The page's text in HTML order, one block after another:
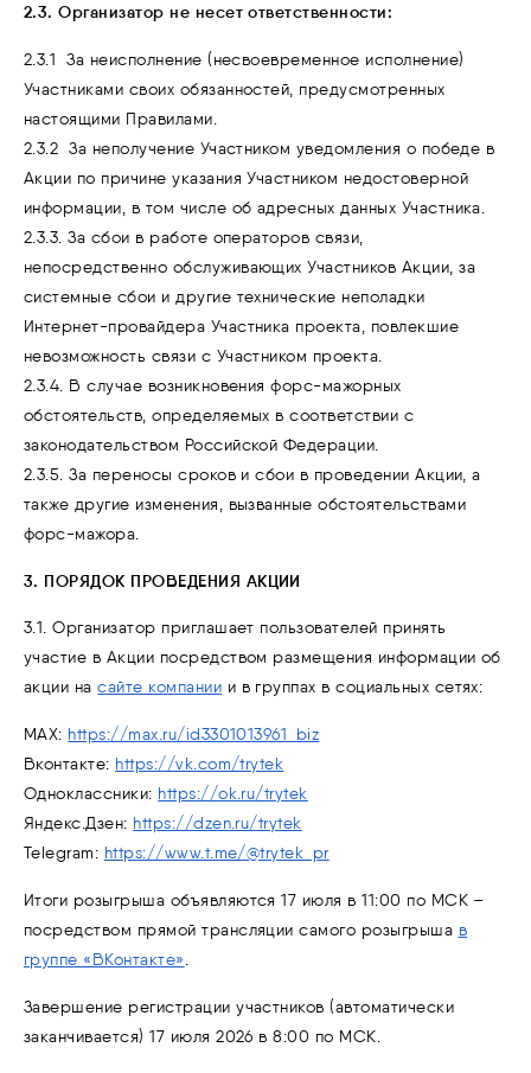
2.3. Организатор не несет ответственности:
2.3.1 За неисполнение (несвоевременное исполнение)
Участниками своих обязанностей, предусмотренных
настоящими Правилами.
2.3.2 За неполучение Участником уведомления о победе в
Акции по причине указания Участником недостоверной
информации, в том числе об адресных данных Участника.
2.3.3. За сбои в работе операторов связи,
непосредственно обслуживающих Участников Акции, за
системные сбои и другие технические неполадки
Интернет-провайдера Участника проекта, повлекшие
невозможность связи с Участником проекта.
2.3.4. В случае возникновения форс-мажорных
обстоятельств, определяемых в соответствии с
законодательством Российской Федерации.
2.3.5. За переносы сроков и сбои в проведении Акции, а
также другие изменения, вызванные обстоятельствами
форс-мажора.
3. ПОРЯДОК ПРОВЕДЕНИЯ АКЦИИ
3.1. Организатор приглашает пользователей принять
участие в Акции посредством размещения информации об
акции насайте компании и в группах в социальных сетях:
МАХ: https://max.ru/id3301013961_biz
Вконтакте: https://vk.com/trytek
Одноклассники: https://ok.ru/trytek
Яндекс.Дзен: https://dzen.ru/trytek
Telegram: https://www.t.me/@trytek_pr
Итоги розыгрыша объявляются 17 июля в 11:00 по МСК –
посредством прямой трансляции самого розыгрыша в
группе «ВКонтакте».
Завершение регистрации участников (автоматически
заканчивается) 17 июля 2026 в 8:00 по МСК.